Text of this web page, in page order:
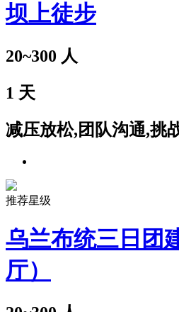
坝上徒步
20~300 人
1 天
减压放松,团队沟通,挑
推荐星级
乌兰布统三日团
厅）